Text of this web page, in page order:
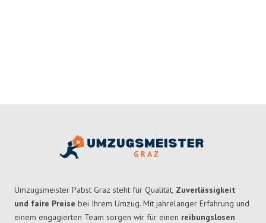
Umzugsmeister Pabst Graz steht für Qualität, Zuverlässigkeit
und faire Preise bei Ihrem Umzug. Mit jahrelanger Erfahrung und
einem engagierten Team sorgen wir für einen reibungslosen